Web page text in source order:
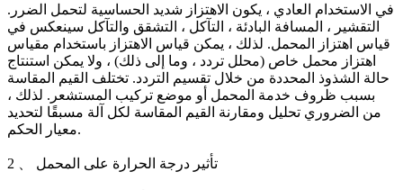
في الاستخدام العادي ، يكون الاهتزاز شديد الحساسية لتحمل الضرر.
التقشير ، المسافة البادئة ، التآكل ، التشقق والتآكل سينعكس في
قياس اهتزاز المحمل. لذلك ، يمكن قياس الاهتزاز باستخدام مقياس
اهتزاز محمل خاص (محلل تردد ، وما إلى ذلك) ، ولا يمكن استنتاج
حالة الشذوذ المحددة من خلال تقسيم التردد. تختلف القيم المقاسة
بسبب ظروف خدمة المحمل أو موضع تركيب المستشعر. لذلك ،
من الضروري تحليل ومقارنة القيم المقاسة لكل آلة مسبقًا لتحديد
معيار الحكم.
2 、 تأثير درجة الحرارة على المحمل